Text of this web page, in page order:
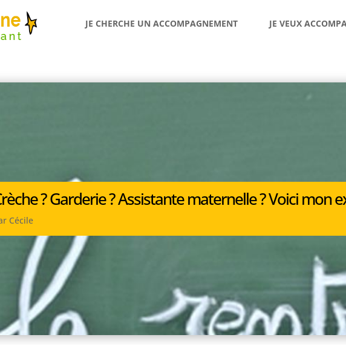
JE CHERCHE UN ACCOMPAGNEMENT JE VEUX
? Garderie ? Assistante maternelle ? Voici mon
Cécile